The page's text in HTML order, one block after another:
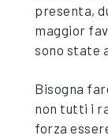
presenta,
maggior
sono state
Bisogna
non tutti i
forza